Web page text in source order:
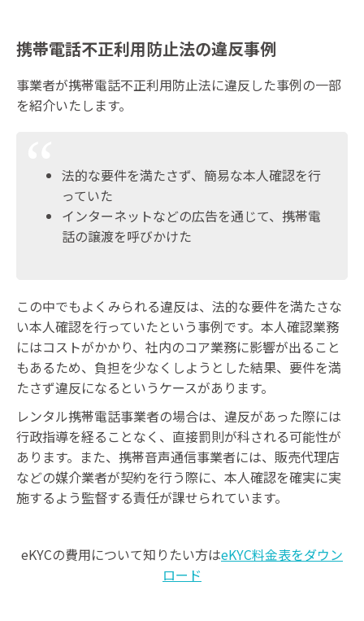
携帯電話不正利用防止法の違反事例
事業者が携帯電話不正利用防止法に違反した事例の一部
を紹介いたします。
法的な要件を満たさず、簡易な本人確認を行
っていた
インターネットなどの広告を通じて、携帯電
話の譲渡を呼びかけた
この中でもよくみられる違反は、法的な要件を満たさな
い本人確認を行っていたという事例です。本人確認業務
にはコストがかかり、社内のコア業務に影響が出ること
もあるため、負担を少なくしようとした結果、要件を満
たさず違反になるというケースがあります。
レンタル携帯電話事業者の場合は、違反があった際には
行政指導を経ることなく、直接罰則が科される可能性が
あります。また、携帯音声通信事業者には、販売代理店
などの媒介業者が契約を行う際に、本人確認を確実に実
施するよう監督する責任が課せられています。
eKYCの費用について知りたい方はeKYC料金表をダウン
ロード